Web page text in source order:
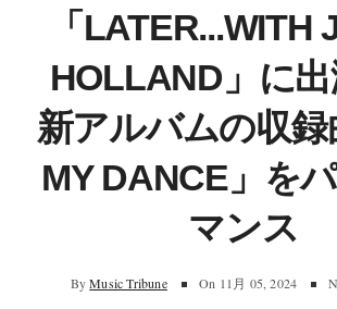
「LATER...WITH
HOLLAND」に
新アルバムの収録
MY DANCE」を
マンス
By Music Tribune On 11月 05, 2024